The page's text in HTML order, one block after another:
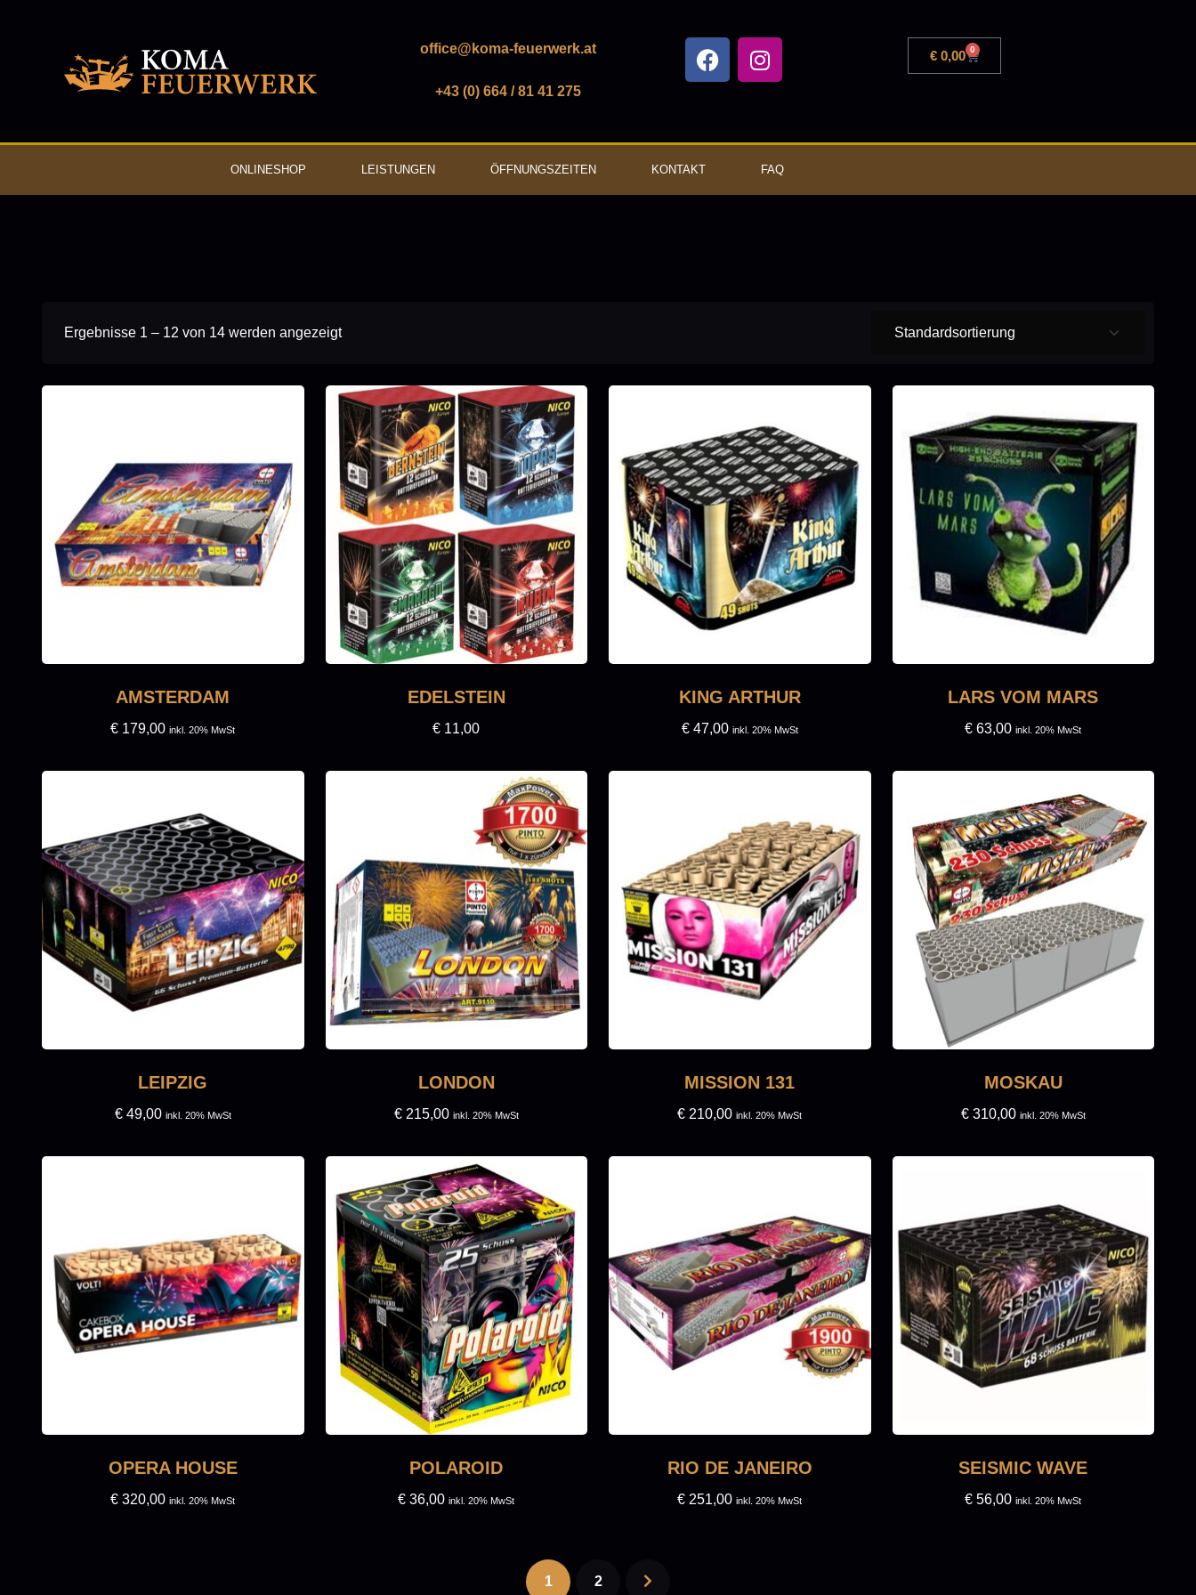
office@koma-feuerwerk.at
+43 (0) 664 / 81 41 275
€0,00 0
ONLINESHOP LEISTUNGEN ÖFFNUNGSZEITEN KONTAKT FAQ
Ergebnisse 1 – 12 von 14 werden angezeigt
AMSTERDAM
€ 179,00 inkl. 20% MwSt
EDELSTEIN
€ 11,00
KING ARTHUR
€47,00 inkl. 20% MwSt
LARS VOM MARS
€ 63,00 inkl. 20% MwSt
LEIPZIG
€49,00 inkl. 20% MwSt
LONDON
€215,00 inkl. 20% MwSt
MISSION 131
€ 210,00 inkl. 20% MwSt
MOSKAU
€310,00 inkl. 20% MwSt
OPERA HOUSE
€ 320,00 inkl. 20% MwSt
POLAROID
€ 36,00 inkl. 20% MwSt
RIO DE JANEIRO
€ 251,00 inkl. 20% MwSt
SEISMIC WAVE
€ 56,00 inkl. 20% MwSt
1 2